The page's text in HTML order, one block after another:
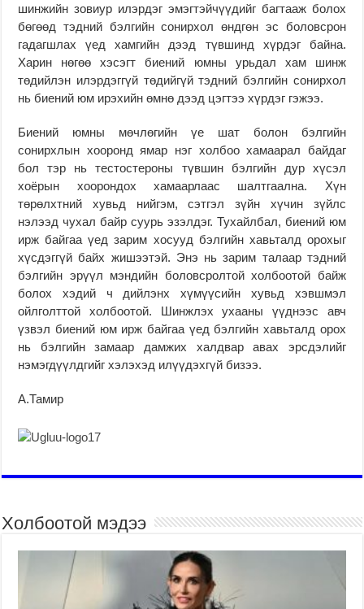
шинжийн зовиур илэрдэг эмэгтэйчүүдийг багтааж болох
бөгөөд тэдний бэлгийн сонирхол өндгөн эс боловсрон
гадагшлах үед хамгийн дээд түвшинд хүрдэг байна.
Харин нөгөө хэсэгт биений юмны урьдал хам шинж
төдийлэн илэрдэггүй төдийгүй тэдний бэлгийн сонирхол
нь биений юм ирэхийн өмнө дээд цэгтээ хүрдэг гэжээ.
Биений юмны мөчлөгийн үе шат болон бэлгийн
сонирхлын хооронд ямар нэг холбоо хамаарал байдаг
бол тэр нь тестостероны түвшин бэлгийн дур хүсэл
хоёрын хоорондох хамаарлаас шалтгаална. Хүн
төрөлхтний хувьд нийгэм, сэтгэл зүйн хүчин зүйлс
нэлээд чухал байр суурь эзэлдэг. Тухайлбал, биений юм
ирж байгаа үед зарим хосууд бэлгийн хавьталд орохыг
хүсдэггүй байх жишээтэй. Энэ нь зарим талаар тэдний
бэлгийн эрүүл мэндийн боловсролтой холбоотой байж
болох хэдий ч дийлэнх хүмүүсийн хувьд хэвшмэл
ойлголттой холбоотой. Шинжлэх ухааны үүднээс авч
үзвэл биений юм ирж байгаа үед бэлгийн хавьталд орох
нь бэлгийн замаар дамжих халдвар авах эрсдэлийг
нэмэгдүүлдгийг хэлэхэд илүүдэхгүй бизээ.
А.Тамир
Холбоотой мэдээ